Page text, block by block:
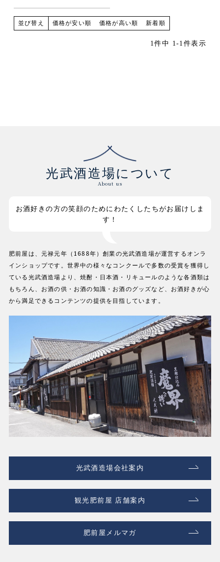
並び替え 価格が安い順 価格が高い順 新着順
1件中 1 -1 件表示
光武酒造場について
About us
お酒好きの方の笑顔のためにわたくしたちがお届けしま
す！
肥前屋は、元禄元年（1688年）創業の光武酒造場が運営するオンラ
インショップです。世界中の様々なコンクールで多数の受賞を獲得し
ている光武酒造場より、焼酎・日本酒・リキュールのような各酒類は
もちろん、お酒の供・お酒の知識・お酒のグッズなど、お酒好きが心
から満足できるコンテンツの提供を目指しています。
光武酒造場会社案内
観光肥前屋 店舗案内
肥前屋メルマガ